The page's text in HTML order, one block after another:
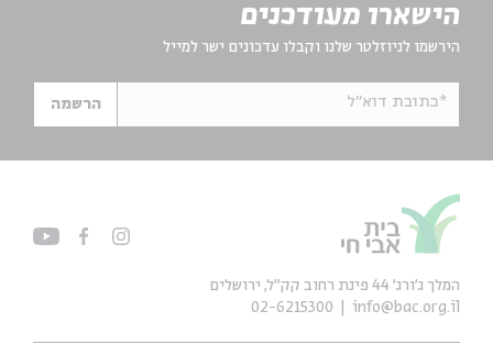
הישארו מעודכנים
הירשמו לניוזלטר שלנו וקבלו עדכונים ישר למייל
*כתובת דוא"ל הרשמה
המלך ג'ורג' 44 פינת רחוב קק״ל, ירושלים
info@bac.org.il
02-6215300